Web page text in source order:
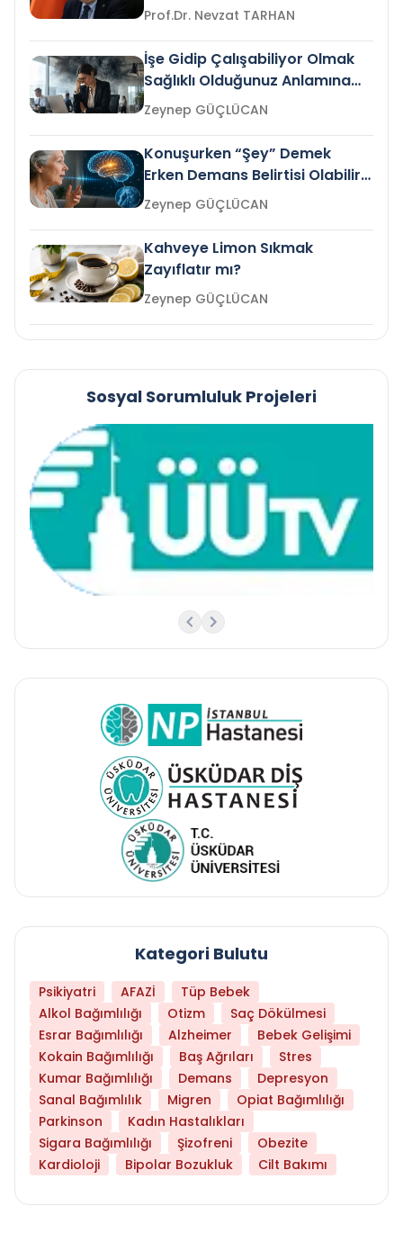
Prof.Dr. Nevzat TARHAN
İşe Gidip Çalışabiliyor Olmak
Sağlıklı Olduğunuz Anlamına
Gelir mi?Zeynep GÜÇLÜCAN
Konuşurken “Şey” Demek
Erken Demans Belirtisi Olabilir
mi?
Zeynep GÜÇLÜCAN
Kahveye Limon Sıkmak
Zayıflatır mı?
Zeynep GÜÇLÜCAN
Sosyal Sorumluluk Projeleri
Kategori Bulutu
Psikiyatri AFAZİ
Tüp Bebek
Alkol Bağımlılığı
Otizm
Saç Dökülmesi
Esrar Bağımlılığı
Alzheimer
Bebek Gelişimi
Kokain Bağımlılığı
Baş Ağrıları
Stres
Kumar Bağımlılığı
Demans
Depresyon
Sanal Bağımlılık
Migren
Opiat Bağımlılığı
Parkinson
Kadın Hastalıkları
Sigara Bağımlılığı
Şizofreni
Obezite
Kardioloji
Bipolar Bozukluk Cilt Bakımı